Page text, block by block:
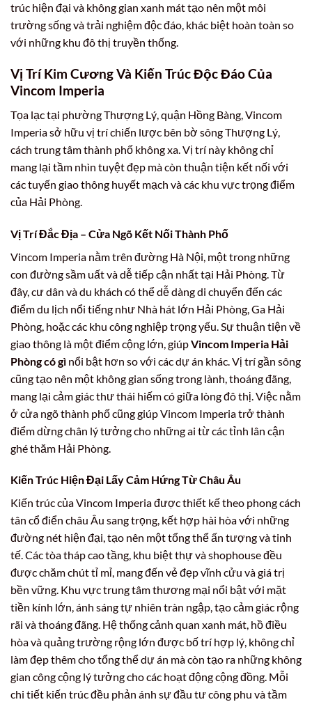
trúc hiện đại và không gian xanh mát tạo nên một môi
trường sống và trải nghiệm độc đáo, khác biệt hoàn toàn so
với những khu đô thị truyền thống.
Vị Trí Kim Cương Và Kiến Trúc Độc Đáo Của
Vincom Imperia
Tọa lạc tại phường Thượng Lý, quận Hồng Bàng, Vincom
Imperia sở hữu vị trí chiến lược bên bờ sông Thượng Lý,
cách trung tâm thành phố không xa. Vị trí này không chỉ
mang lại tầm nhìn tuyệt đẹp mà còn thuận tiện kết nối với
các tuyến giao thông huyết mạch và các khu vực trọng điểm
của Hải Phòng.
Vị Trí Đắc Địa – Cửa Ngõ Kết Nối Thành Phố
Vincom Imperia nằm trên đường Hà Nội, một trong những
con đường sầm uất và dễ tiếp cận nhất tại Hải Phòng. Từ
đây, cư dân và du khách có thể dễ dàng di chuyển đến các
điểm du lịch nổi tiếng như Nhà hát lớn Hải Phòng, Ga Hải
Phòng, hoặc các khu công nghiệp trọng yếu. Sự thuận tiện về
giao thông là một điểm cộng lớn, giúpVincom Imperia Hải
Phòng có gì nổi bật hơn so với các dự án khác. Vị trí gần sông
cũng tạo nên một không gian sống trong lành, thoáng đãng,
mang lại cảm giác thư thái hiếm có giữa lòng đô thị. Việc nằm
ở cửa ngõ thành phố cũng giúp Vincom Imperia trở thành
điểm dừng chân lý tưởng cho những ai từ các tỉnh lân cận
ghé thăm Hải Phòng.
Kiến Trúc Hiện Đại Lấy Cảm Hứng Từ Châu Âu
Kiến trúc của Vincom Imperia được thiết kế theo phong cách
tân cổ điển châu Âu sang trọng, kết hợp hài hòa với những
đường nét hiện đại, tạo nên một tổng thể ấn tượng và tinh
tế. Các tòa tháp cao tầng, khu biệt thự và shophouse đều
được chăm chút tỉ mỉ, mang đến vẻ đẹp vĩnh cửu và giá trị
bền vững. Khu vực trung tâm thương mại nổi bật với mặt
tiền kính lớn, ánh sáng tự nhiên tràn ngập, tạo cảm giác rộng
rãi và thoáng đãng. Hệ thống cảnh quan xanh mát, hồ điều
hòa và quảng trường rộng lớn được bố trí hợp lý, không chỉ
làm đẹp thêm cho tổng thể dự án mà còn tạo ra những không
gian công cộng lý tưởng cho các hoạt động cộng đồng. Mỗi
chi tiết kiến trúc đều phản ánh sự đầu tư công phu và tầm